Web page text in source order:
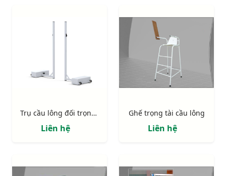
Trụ cầu lông đối trọng bê tông S27024
Liên hệ
Ghế trọng tài cầu lông
Liên hệ